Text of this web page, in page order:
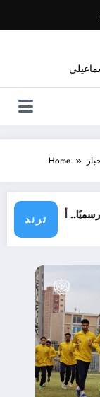
content
Home
ترند
رسميًا.. أشرف